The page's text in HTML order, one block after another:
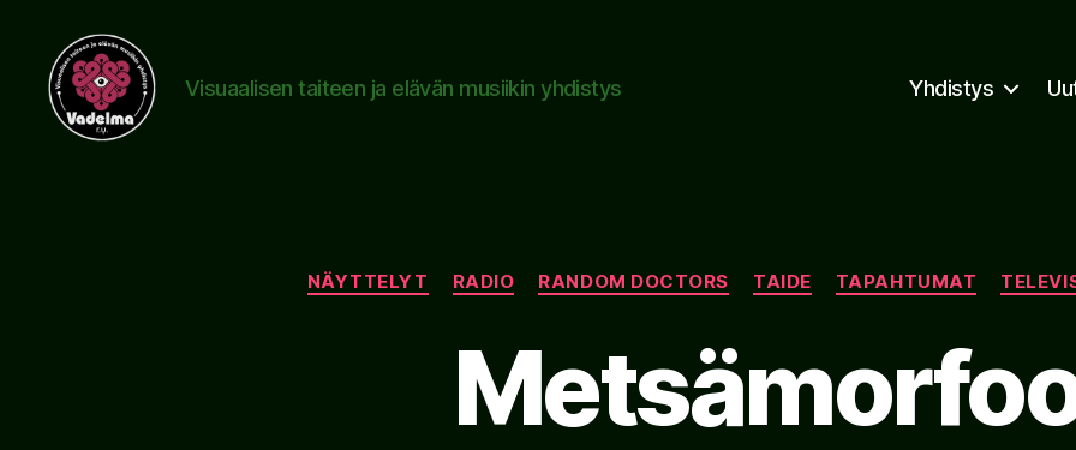
Visuaalisen taiteen ja elävän musiikin yhdistys Yhdistys
Categories
NÄYTTELYT RADIO RANDOM DOCTORS TAIDE TAPAHTUMAT